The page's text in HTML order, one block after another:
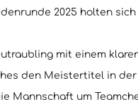
2025 holten sich
mit einem
den Meistertitel in der
Mannschaft um